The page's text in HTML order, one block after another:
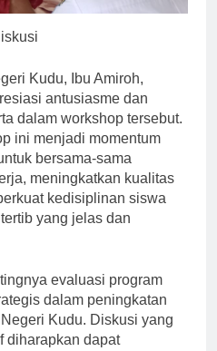
Kudu, Ibu Amiroh,
antusiasme dan
dalam workshop tersebut.
ini menjadi momentum
bersama-sama
meningkatkan kualitas
kedisiplinan siswa
yang jelas dan
evaluasi program
dalam peningkatan
Kudu. Diskusi yang
diharapkan dapat